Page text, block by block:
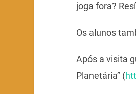
joga fora?
Os alunos
Após a visita
Planetária” (